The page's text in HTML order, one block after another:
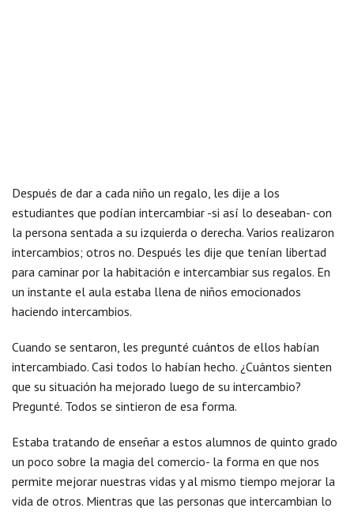
Después de dar a cada niño un regalo, les dije a los
estudiantes que podían intercambiar -si así lo deseaban- con
la persona sentada a su izquierda o derecha. Varios realizaron
intercambios; otros no. Después les dije que tenían libertad
para caminar por la habitación e intercambiar sus regalos. En
un instante el aula estaba llena de niños emocionados
haciendo intercambios.
Cuando se sentaron, les pregunté cuántos de ellos habían
intercambiado. Casi todos lo habían hecho. ¿Cuántos sienten
que su situación ha mejorado luego de su intercambio?
Pregunté. Todos se sintieron de esa forma.
Estaba tratando de enseñar a estos alumnos de quinto grado
un poco sobre la magia del comercio- la forma en que nos
permite mejorar nuestras vidas y al mismo tiempo mejorar la
vida de otros. Mientras que las personas que intercambian lo